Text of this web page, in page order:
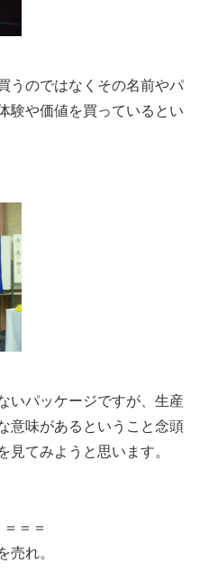
うのではなくその名前やパ
験や価値を買っているとい
いパッケージですが、生産
意味があるということ念頭
てみようと思います。
＝＝
れ。